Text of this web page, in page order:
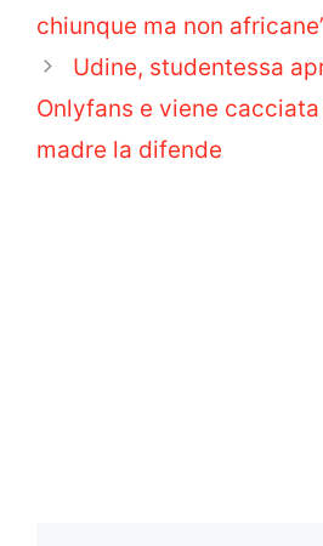
chiunque ma non
Udine, studentessa
Onlyfans e viene
madre la difende